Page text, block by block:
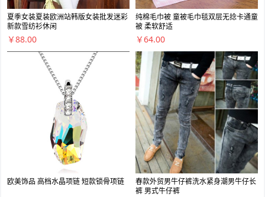
夏季女装夏装欧洲站韩版女装批发迷彩
新款雪纺衫休闲
￥88.00
纯棉毛巾被 童被毛巾毯双层无捻卡通童
被 柔软舒适
￥64.00
欧美饰品 高档水晶项链 短款锁骨项链
春款外贸男牛仔裤洗水紧身潮男牛仔长
裤 男式牛仔裤